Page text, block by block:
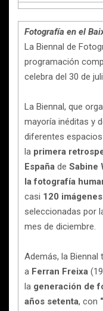
Fotografía en el
La Biennal de
programación
celebra del 30 de
La Biennal, que
mayoría inéditas y
diferentes
la primera
España de Sabine
la fotografía
casi 120 imágenes
seleccionadas por
mes de diciembre.
Además, la Biennal
a Ferran Freixa
la generación de
años setenta, con